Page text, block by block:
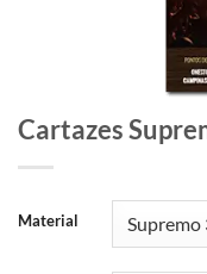
Cartazes
Material